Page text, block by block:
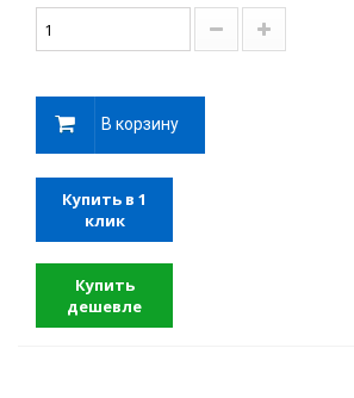
В корзину
Купить в 1
клик
Купить
дешевле